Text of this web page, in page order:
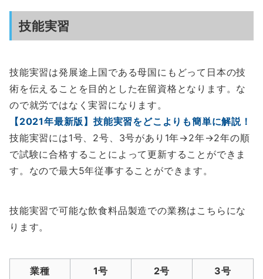
技能実習
技能実習は発展途上国である母国にもどって日本の技
術を伝えることを目的とした在留資格となります。な
ので就労ではなく実習になります。
【2021年最新版】技能実習をどこよりも簡単に解説！
技能実習には1号、2号、3号があり1年→2年→2年の順
で試験に合格することによって更新することができま
す。なので最大5年従事することができます。
技能実習で可能な飲食料品製造での業務はこちらにな
ります。
業種 1号 2号 3号